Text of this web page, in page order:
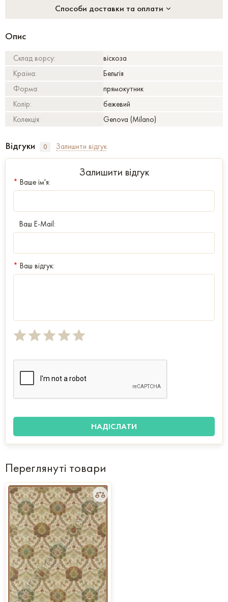
Способи доставки та оплати
Опис
Склад ворсу:
віскоза
Країна:
Бельгія
Форма:
прямокутник
Колір:
бежевий
Колекція:
Genova (Milano)
Відгуки 0 Залишити відгук
Залишити відгук
* Ваше ім'я:
Ваш E-Mail:
* Ваш відгук:
Переглянуті товари